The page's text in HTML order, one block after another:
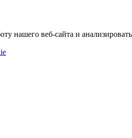
нашего веб-сайта и